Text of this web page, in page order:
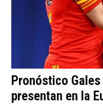
Pronóstico
presentan en la